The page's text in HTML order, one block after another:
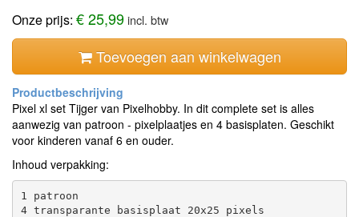
Onze prijs: € 25,99incl. btw
Toevoegen aan winkelwagen
Pixel xl set Tijger van Pixelhobby. In dit complete set is alles
aanwezig van patroon - pixelplaatjes en 4 basisplaten. Geschikt
voor kinderen vanaf 6 en ouder.
Inhoud verpakking:
1 patroon
4 transparante basisplaat 20x25 pixels